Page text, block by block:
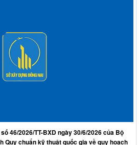
46/2026/TT-BXD ngày 30/6/2026 của Bộ
Quy chuẩn kỹ thuật quốc gia về quy hoạch